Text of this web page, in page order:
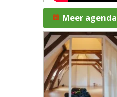
Meer